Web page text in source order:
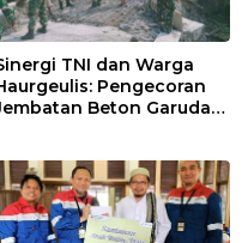
TNI dan Warga
Pengecoran
Beton Garuda